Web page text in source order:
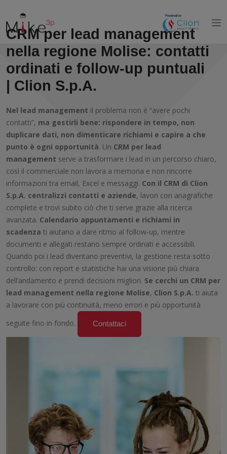
CRM per lead management
nella regione Molise: contatti
ordinati e follow‑up puntuali
| Clion S.p.A.
Nel lead management il problema non è “avere pochi
contatti”, ma gestirli bene: rispondere in tempo, non
duplicare dati, non dimenticare richiami e capire a che
punto è ogni opportunità. Un CRM per lead
management serve a trasformare i lead in un percorso chiaro,
così il commerciale non lavora a memoria e non rincorre
informazioni tra email, Excel e messaggi. Con il CRM di Clion
S.p.A. centralizzi contatti e aziende, lavori con anagrafiche
complete e trovi subito ciò che ti serve grazie alla ricerca
avanzata. Calendario appuntamenti e richiami in
scadenza ti aiutano a dare ritmo al follow‑up, mentre
documenti e allegati restano sempre ordinati e accessibili.
Quando poi i lead diventano preventivi, la gestione resta sotto
controllo: con report e statistiche hai una visione più chiara
dell’andamento e prendi decisioni migliori. Se cerchi un CRM per
lead management nella regione Molise, Clion S.p.A. ti aiuta
a lavorare con più continuità, meno errori e più opportunità
seguite fino in fondo.
Contattaci